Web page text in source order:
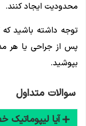
محدودیت ایجاد کنند.
پس از جراحی یا هر
بپوشید.
سوالات متداول
آیا